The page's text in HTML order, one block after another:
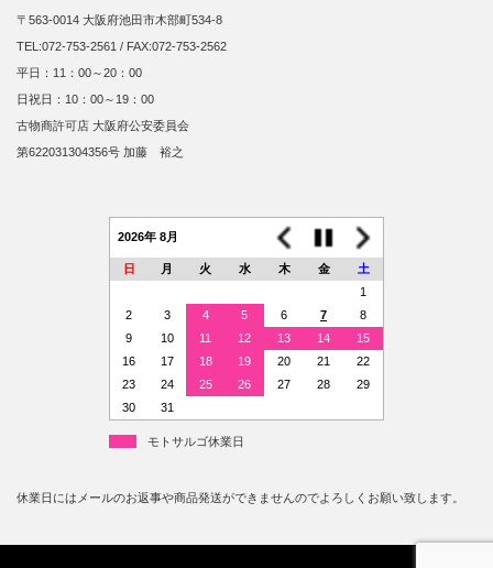
〒563-0014 大阪府池田市木部町534-8
TEL:072-753-2561 / FAX:072-753-2562
平日：11：00～20：00
日祝日：10：00～19：00
古物商許可店 大阪府公安委員会
第622031304356号 加藤 裕之
2026年 8月
日 月 火 水 木 金
土
1
2
3 4 5 6 7
8
9
10 11 12 13 14
15
16
17 18 19 20 21
22
23
24 25 26 27 28
29
30
31
モトサルゴ休業日
休業日にはメールのお返事や商品発送ができませんのでよろしくお願い致します。